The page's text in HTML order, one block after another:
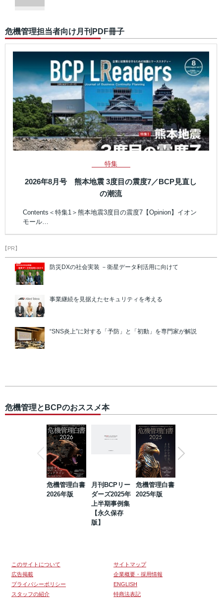
危機管理担当者向け月刊PDF冊子
特集
2026年8月号 熊本地震 3度目の震度7／BCP見直し
の潮流
Contents＜特集1＞熊本地震3度目の震度7【Opinion】イオン
モール…
【PR】
防災DXの社会実装 －衛星データ利活用に向けて
事業継続を見据えたセキュリティを考える
“SNS炎上”に対する「予防」と「初動」を専門家が解説
危機管理とBCPのおススメ本
危機管理白書
2026年版
月刊BCPリー
ダーズ2025年
上半期事例集
【永久保存
版】
危機管理白書
2025年版
このサイトについて
サイトマップ
広告掲載
企業概要・採用情報
プライバシーポリシー
ENGLISH
スタッフの紹介
特商法表記